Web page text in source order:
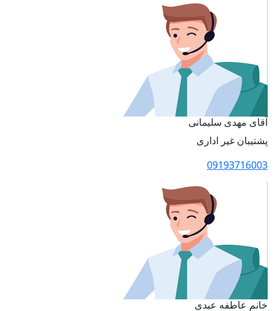
آقای مهدی سلیمانی
پشتیبان غیر اداری
09193716003
خانم عاطفه عبدی